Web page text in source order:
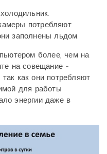
потребляют
заполнены льдом.
более, чем на
на совещание -
как они потребляют
для работы
энергии даже в